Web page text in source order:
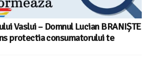
Vaslui – Domnul Lucian BRANIȘTE
protectia consumatorului te